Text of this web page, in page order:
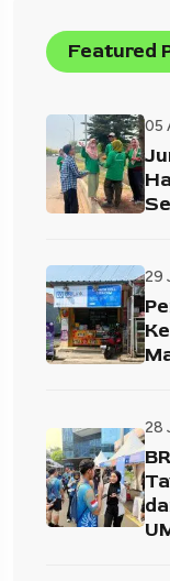
Featured
05
29
28